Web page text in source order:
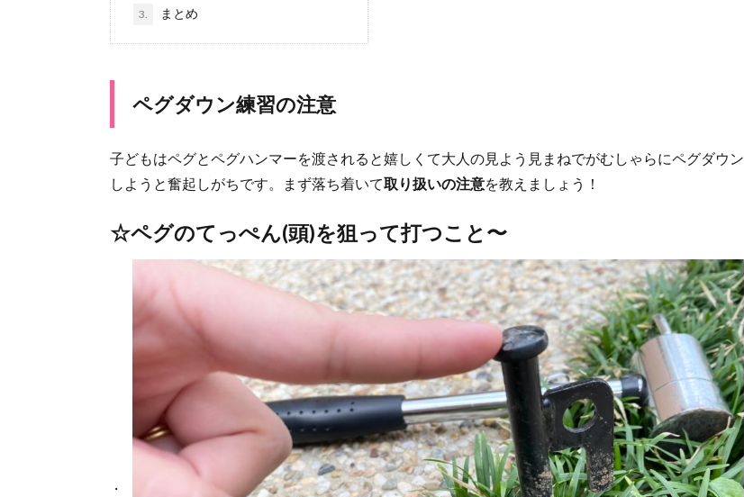
3. まとめ
ペグダウン練習の注意
子どもはペグとペグハンマーを渡されると嬉しくて大人の見よう見まねでがむしゃらにペグダウン
しようと奮起しがちです。まず落ち着いて取り扱いの注意を教えましょう！
☆ペグのてっぺん(頭)を狙って打つこと〜